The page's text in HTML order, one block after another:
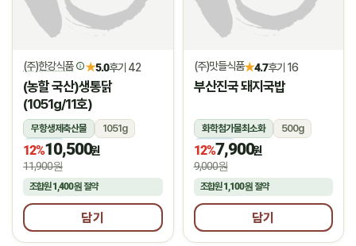
(주)한강식품 ★5.0후기 42
(농할 국산)생통닭
(1051g/11호)
무항생제축산물
1051g
냉장
12%10,500원
11,900원
조합원1,400원 절약
담기
(주)맛들식품★4.7후기 16
부산진국 돼지국밥
화학첨가물최소화
500g
냉동
12%7,900원
9,000원
조합원1,100원절약
담기